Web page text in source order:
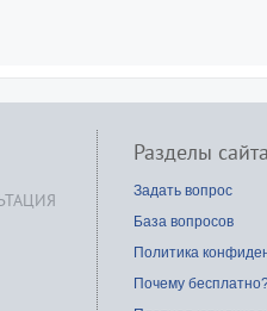
Разделы
Задать вопрос
База вопросов
Политика
Почему